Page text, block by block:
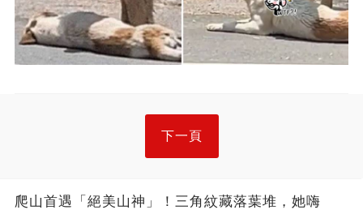
下一頁
爬山首遇「絕美山神」！三角紋藏落葉堆，她嗨